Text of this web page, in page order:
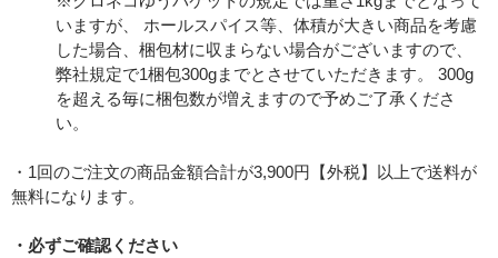
いますが、 ホールスパイス等、体積が大きい商品を考慮
した場合、梱包材に収まらない場合がございますので、
弊社規定で1梱包300gまでとさせていただきます。 300g
を超える毎に梱包数が増えますので予めご了承くださ
い。
・1回のご注文の商品金額合計が3,900円【外税】以上で送料が
無料になります。
・必ずご確認ください